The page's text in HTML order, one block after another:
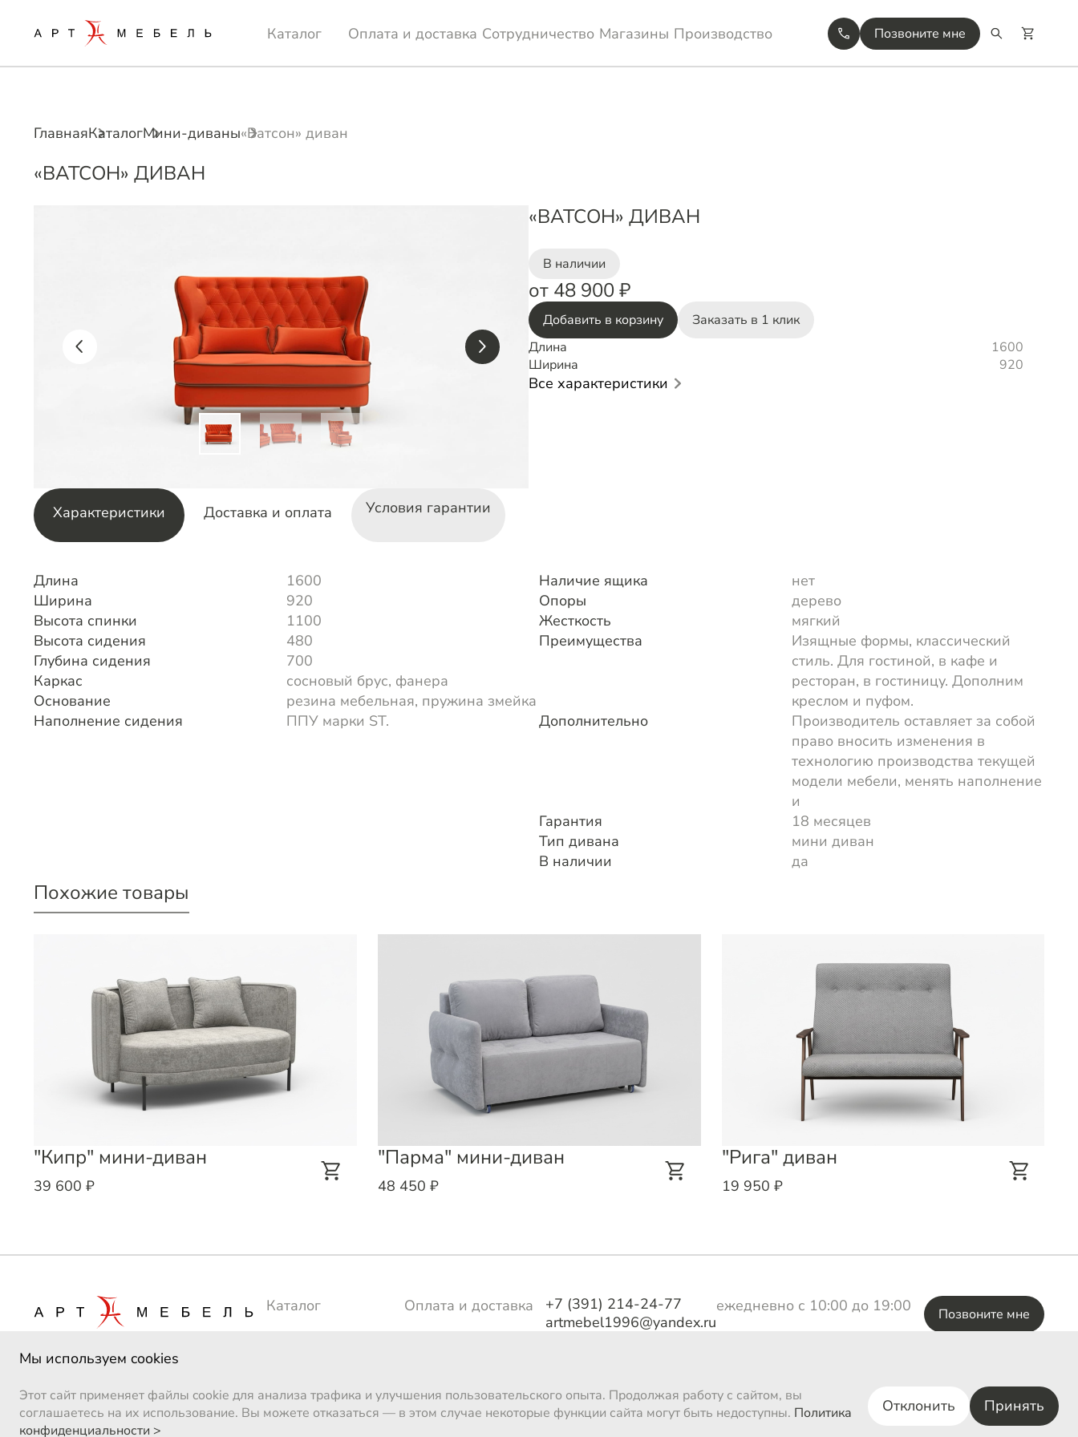
Каталог Оплата и доставка Сотрудничество Магазины Производство Позвоните мне
ГлавнаяКаталогМини-диваны«Ватсон» диван
«ВАТСОН» ДИВАН
«ВАТСОН» ДИВАН
В наличии
от 48 900 ₽
Добавить в корзину
Заказать в 1 клик
Длина
1600
Ширина
920
Все характеристики
Характеристики Доставка и оплата Условия гарантии
Длина
1600
Ширина
920
Высота спинки
1100
Высота сидения
480
Глубина сидения
700
Каркас
сосновый брус, фанера
Основание
резина мебельная, пружина змейка
Наполнение сидения
ППУ марки ST.
Наличие ящика
нет
Опоры
дерево
Жесткость
мягкий
Преимущества
Изящные формы, классический
стиль. Для гостиной, в кафе и
ресторан, в гостиницу. Дополним
креслом и пуфом.
Дополнительно
Производитель оставляет за собой
право вносить изменения в
технологию производства текущей
модели мебели, менять наполнение
и
Гарантия
18 месяцев
Тип дивана
мини диван
В наличии
да
Похожие товары
"Кипр" мини-диван
39 600 ₽
"Парма" мини-диван
48 450 ₽
"Рига" диван
19 950 ₽
Каталог
Оплата и доставка
+7 (391) 214-24-77
artmebel1996@yandex.ru
ежедневно с 10:00 до 19:00 Позвоните мне
Мы используем cookies
Этот сайт применяет файлы cookie для анализа трафика и улучшения пользовательского опыта. Продолжая работу с сайтом, вы
соглашаетесь на их использование. Вы можете отказаться — в этом случае некоторые функции сайта могут быть недоступны. Политика
конфиденциальности >
Отклонить Принять